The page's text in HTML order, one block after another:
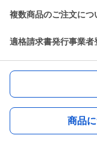
複数商品のご注文につ
適格請求書発行事業者
商品